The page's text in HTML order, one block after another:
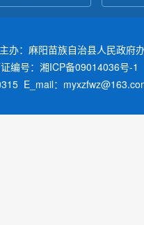
主办：麻阳苗族自治县人民政
编号：湘ICP备09014036号-1
E_mail：